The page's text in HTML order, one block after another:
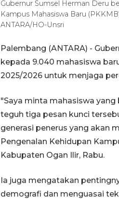
Gubernur Sumsel Herman Deru
Kampus Mahasiswa Baru
ANTARA/HO-Unsri
Palembang (ANTARA) -
kepada 9.040 mahasiswa
2025/2026 untuk menjaga
"Saya minta mahasiswa
teguh tiga pesan kunci
generasi penerus yang akan
Pengenalan Kehidupan
Kabupaten Ogan Ilir, Rabu.
Ia juga mengatakan
demografi dan menguasai